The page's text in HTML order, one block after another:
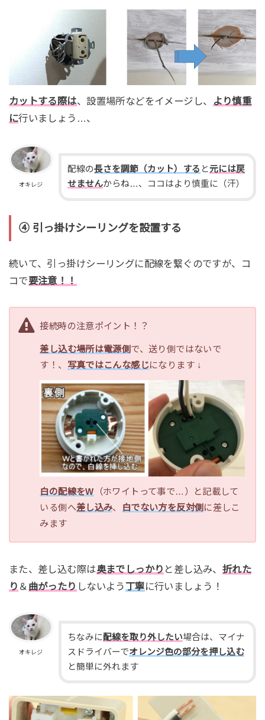
カットする際は、設置場所などをイメージし、
より慎重
に行いましょう…、
オキレジ
配線の長さを調節（カット）する と元には戻
せませんからね…、ココはより慎重に（汗）
④ 引っ掛けシーリングを設置する
続いて、引っ掛けシーリングに配線を繋ぐのですが、コ
コで要注意！！
接続時の注意ポイント！？
差し込む場所は電源側 で、送り側ではないで
す！、 写真ではこんな感じになります ↓
白の配線をW （ホワイトって事で…）と記載して
いる側へ差し込み、 白でない方を反対側 に差しこ
みます
また、差し込む際は奥までしっかり と差し込み、 折れた
り ＆ 曲がったり しないよう 丁寧に行いましょう！
オキレジ
ちなみに配線を取り外したい場合は、マイナ
スドライバーでオレンジ色の部分を押し込む
と簡単に外れます